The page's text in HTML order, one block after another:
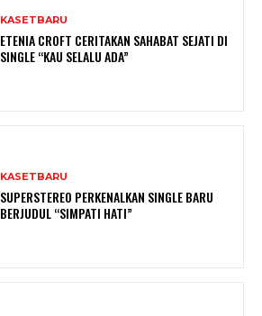
KASETBARU
ETENIA CROFT CERITAKAN SAHABAT SEJATI DI
SINGLE “KAU SELALU ADA”
KASETBARU
SUPERSTEREO PERKENALKAN SINGLE BARU
BERJUDUL “SIMPATI HATI”